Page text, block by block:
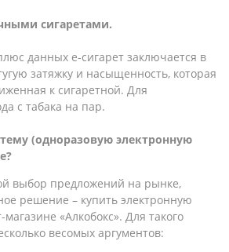
сигаретами.
данных е-сигарет заключается в
затяжку и насыщенность, которая
к сигаретной. Для
с табака на пар.
(одноразовую электронную
выбор предложений на рынке,
решение – купить электронную
«Алкобокс». Для такого
весомых аргументов: